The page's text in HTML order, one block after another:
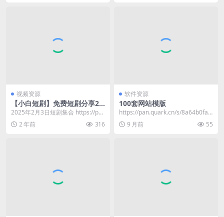
视频资源
【小白短剧】免费短剧分享20
25年2月3日
2025年2月3日短剧集合 https://pa
n.quark.cn/s/fa4...
2 年前 316
软件资源
100套网站模版
https://pan.quark.cn/s/8a64b0fa7
3c2
9 月前 55